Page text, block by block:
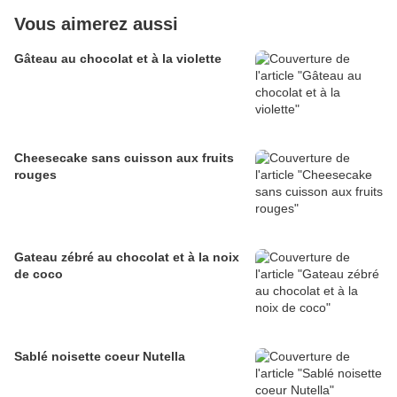
Vous aimerez aussi
Gâteau au chocolat et à la violette
Cheesecake sans cuisson aux fruits
rouges
Gateau zébré au chocolat et à la noix
de coco
Sablé noisette coeur Nutella